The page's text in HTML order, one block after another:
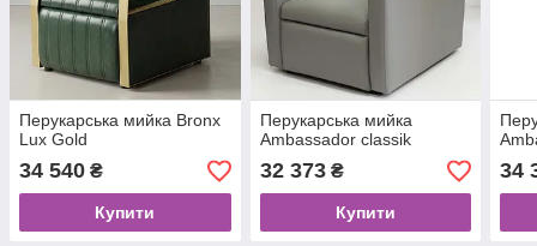
Перукарська мийка Bronx
Lux Gold
34 540 ₴
Купити
Перукарська мийка
Ambassador classik
32 373₴
Купити
34